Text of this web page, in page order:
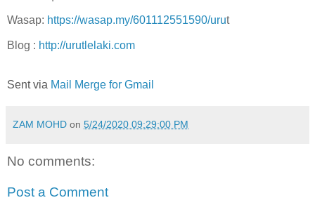
Wasap: https://wasap.my/601112551590/urut
Blog : http://urutlelaki.com
Sent via Mail Merge for Gmail
ZAM MOHD on 5/24/2020 09:29:00 PM
No comments:
Post a Comment